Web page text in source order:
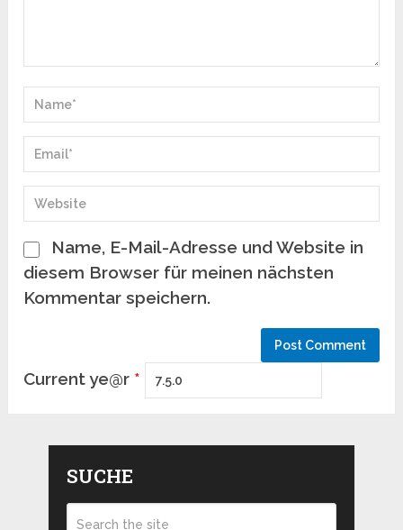
Name, E-Mail-Adresse und Website in
diesem Browser für meinen nächsten
Kommentar speichern.
Current ye@r *
SUCHE